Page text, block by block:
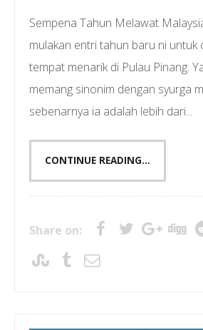
Sempena Tahun Melawat
mulakan entri tahun baru ni untuk
tempat menarik di Pulau Pinang.
memang sinonim dengan syurga
sebenarnya ia adalah lebih dari...
CONTINUE READING...
Share on: